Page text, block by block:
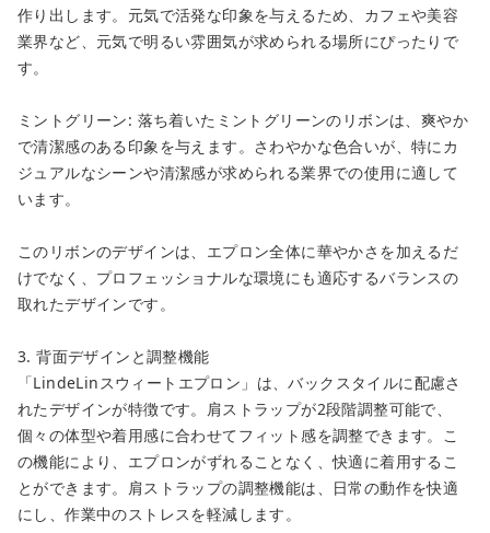
作り出します。元気で活発な印象を与えるため、カフェや美容
業界など、元気で明るい雰囲気が求められる場所にぴったりで
す。
ミントグリーン: 落ち着いたミントグリーンのリボンは、爽やか
で清潔感のある印象を与えます。さわやかな色合いが、特にカ
ジュアルなシーンや清潔感が求められる業界での使用に適して
います。
このリボンのデザインは、エプロン全体に華やかさを加えるだ
けでなく、プロフェッショナルな環境にも適応するバランスの
取れたデザインです。
3. 背面デザインと調整機能
「LindeLinスウィートエプロン」は、バックスタイルに配慮さ
れたデザインが特徴です。肩ストラップが2段階調整可能で、
個々の体型や着用感に合わせてフィット感を調整できます。こ
の機能により、エプロンがずれることなく、快適に着用するこ
とができます。肩ストラップの調整機能は、日常の動作を快適
にし、作業中のストレスを軽減します。